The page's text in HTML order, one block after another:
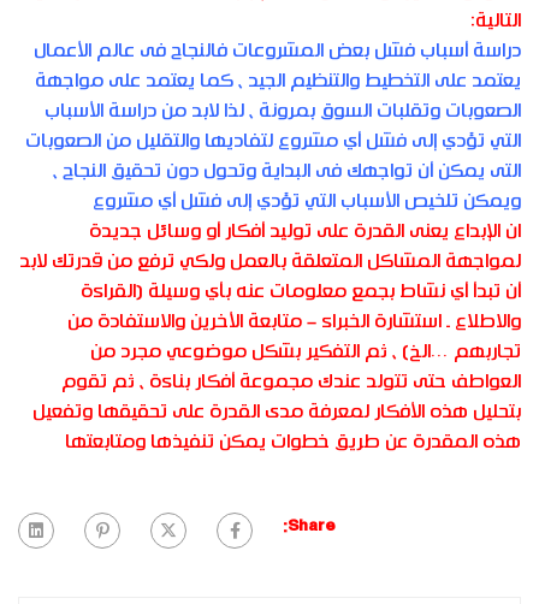
التالية:
دراسة أسباب فشل بعض المشروعات فالنجاح فى عالم الأعمال
يعتمد على التخطيط والتنظيم الجيد ، كما يعتمد على مواجهة
الصعوبات وتقلبات السوق بمرونة ، لذا لابد من دراسة الأسباب
التي تؤدي إلى فشل أي مشروع لتفاديها والتقليل من الصعوبات
التى يمكن أن تواجهك فى البداية وتحول دون تحقيق النجاح ،
ويمكن تلخيص الأسباب التي تؤدي إلى فشل أي مشروع
ان الإبداع يعنى القدرة على توليد أفكار أو وسائل جديدة
لمواجهة المشاكل المتعلقة بالعمل ولكي ترفع من قدرتك لابد
أن تبدأ أي نشاط بجمع معلومات عنه بأي وسيلة (القراءة
والاطلاع ـ استشارة الخبراء – متابعة الأخرين والاستفادة من
تجاربهم …الخ) ، ثم التفكير بشكل موضوعي مجرد من
العواطف حتى تتولد عندك مجموعة أفكار بناءة ، ثم تقوم
بتحليل هذه الأفكار لمعرفة مدى القدرة على تحقيقها وتفعيل
هذه المقدرة عن طريق خطوات يمكن تنفيذها ومتابعتها
Share: